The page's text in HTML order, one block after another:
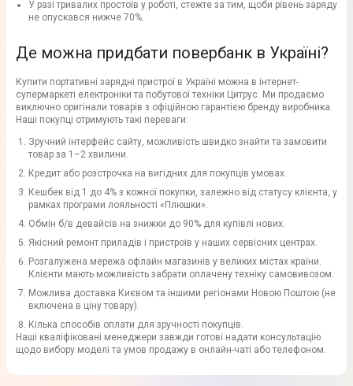
У разі тривалих простоїв у роботі, стежте за тим, щоби рівень заряду
не опускався нижче 70%.
Де можна придбати повербанк в Україні?
Купити портативні зарядні пристрої в Україні можна в інтернет-
супермаркеті електроніки та побутової техніки Цитрус. Ми продаємо
виключно оригінали товарів з офіційною гарантією бренду виробника.
Наші покупці отримують такі переваги:
Зручний інтерфейс сайту, можливість швидко знайти та замовити
товар за 1–2 хвилини.
Кредит або розстрочка на вигідних для покупців умовах.
Кешбек від 1 до 4% з кожної покупки, залежно від статусу клієнта, у
рамках програми лояльності «Плюшки».
Обмін б/в девайсів на знижки до 90% для купівлі нових.
Якісний ремонт приладів і пристроїв у наших сервісних центрах.
Розгалужена мережа офлайн магазинів у великих містах країни.
Клієнти мають можливість забрати оплачену техніку самовивозом.
Можлива доставка Києвом та іншими регіонами Новою Поштою (не
включена в ціну товару).
Кілька способів оплати для зручності покупців.
Наші кваліфіковані менеджери завжди готові надати консультацію
щодо вибору моделі та умов продажу в онлайн-чаті або телефоном.